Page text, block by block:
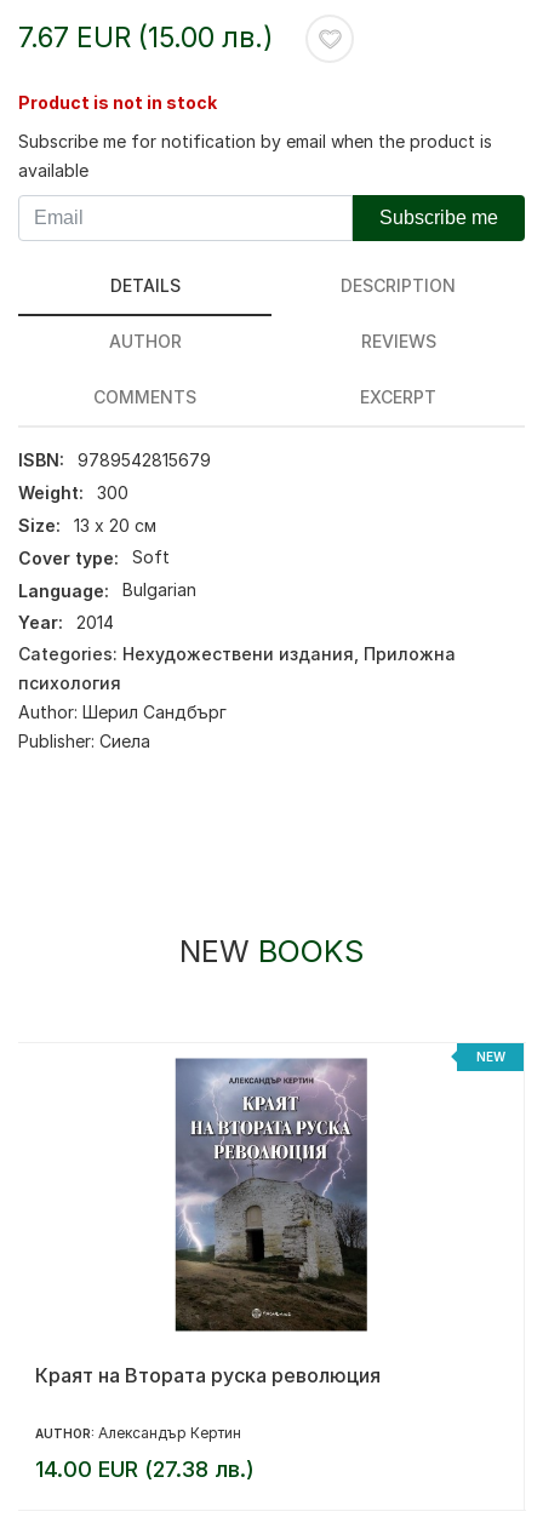
7.67 EUR (15.00 лв.)
Product is not in stock
Subscribe me for notification by email when the product is
available
Subscribe me
DETAILS DESCRIPTION
AUTHOR REVIEWS
COMMENTS EXCERPT
ISBN:
9789542815679
Weight:
300
Size:
13 х 20 см
Cover type:
Soft
Language:
Bulgarian
Year:
2014
Categories: Нехудожествени издания Приложна
психология
Author: Шерил Сандбърг
Publisher: Сиела
NEW BOOKS
NEW
Краят на Втората руска революция
AUTHOR: Александър Кертин
14.00 EUR (27.38 лв.)